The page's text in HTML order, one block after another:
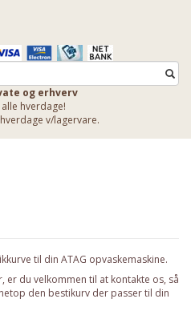
og erhverv
hverdage!
v/lagervare.
til din ATAG opvaskemaskine.
er du velkommen til at kontakte os, så
den bestikurv der passer til din